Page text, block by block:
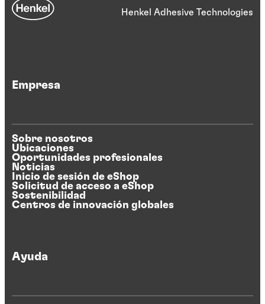
Henkel Adhesive Technologies
Empresa
Sobre nosotros
Ubicaciones
Oportunidades profesionales
Noticias
Inicio de sesión de eShop
Solicitud de acceso a eShop
Sostenibilidad
Centros de innovación globales
Ayuda